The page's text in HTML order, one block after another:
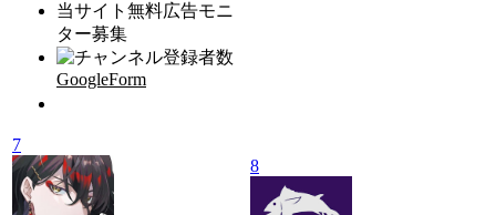
当サイト無料広告モニ
ター募集
GoogleForm
7
8